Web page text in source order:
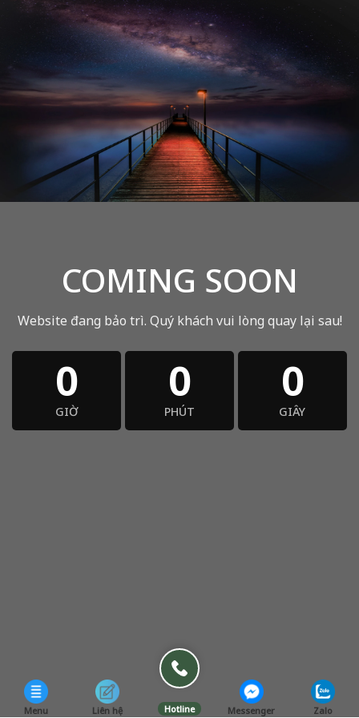
COMING SOON
Website đang bảo trì. Quý khách vui lòng quay lại sau!
0
GIỜ
0
PHÚT
0
GIÂY
Menu Liên hệ Hotline Messenger Zalo